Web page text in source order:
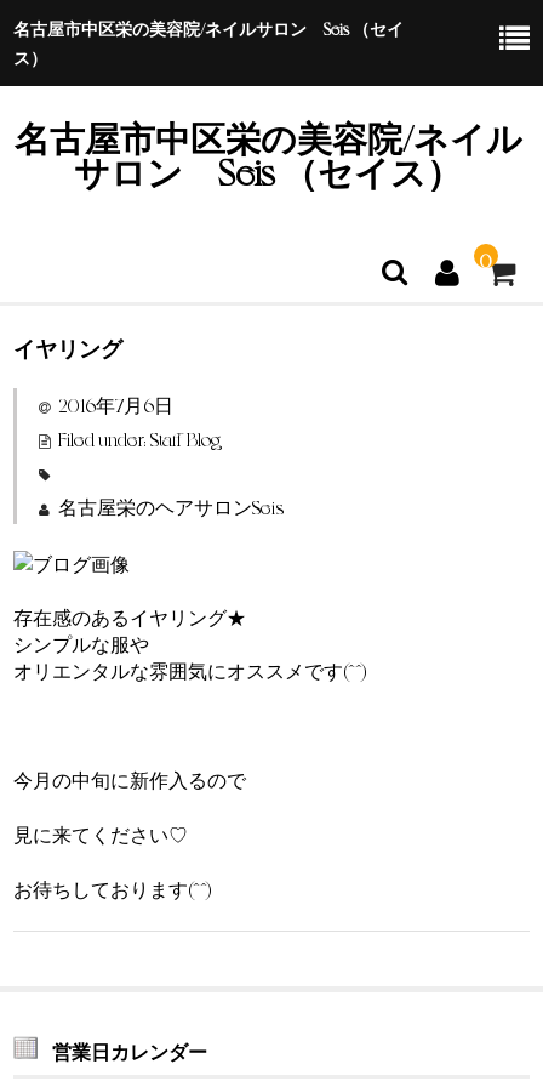
名古屋市中区栄の美容院/ネイルサロン Seis （セイ
ス）
名古屋市中区栄の美容院/ネイル
サロン Seis （セイス）
0
ホーム
特定商取引法に基づく表示
イヤリング
2016年7月6日
Filed under:Staff Blog
名古屋栄のヘアサロンSeis
存在感のあるイヤリング★
シンプルな服や
オリエンタルな雰囲気にオススメです(^^)
今月の中旬に新作入るので
見に来てください♡
お待ちしております(^^)
営業日カレンダー